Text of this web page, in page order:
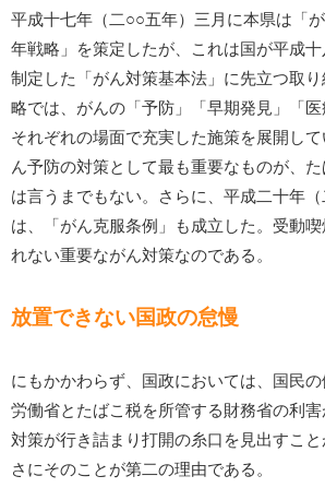
平成十七年（二○○五年）三月に本県は「
年戦略」を策定したが、これは国が平成
制定した「がん対策基本法」に先立つ取
略では、がんの「予防」「早期発見」「医
それぞれの場面で充実した施策を展開し
ん予防の対策として最も重要なものが、
は言うまでもない。さらに、平成二十年
は、「がん克服条例」も成立した。受動
れない重要ながん対策なのである。
放置できない国政の怠慢
にもかかわらず、国政においては、国民
労働省とたばこ税を所管する財務省の利
対策が行き詰まり打開の糸口を見出すこ
さにそのことが第二の理由である。